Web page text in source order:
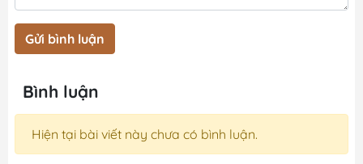
Gửi bình luận
Bình luận
Hiện tại bài viết này chưa có bình luận.